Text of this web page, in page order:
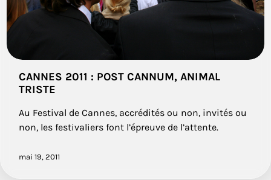
CANNES 2011 : POST CANNUM, ANIMAL
TRISTE
Au Festival de Cannes, accrédités ou non, invités ou
non, les festivaliers font l’épreuve de l’attente.
mai 19, 2011